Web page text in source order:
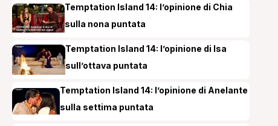
Temptation Island 14: l’opinione di Chia
sulla nona puntata
Temptation Island 14: l’opinione di Isa
sull’ottava puntata
Temptation Island 14: l’opinione di Anelante
sulla settima puntata